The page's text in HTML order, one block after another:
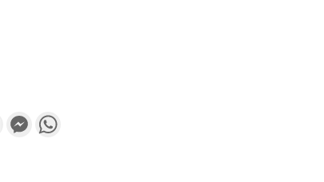
Gmail Messenger